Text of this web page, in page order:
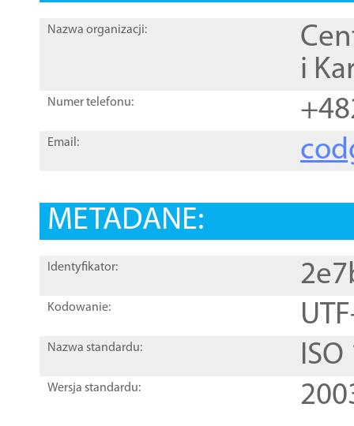
Nazwa organizacji:
i
Numer telefonu:
Email:
METADANE:
Identyfikator:
Kodowanie:
Nazwa standardu:
Wersja standardu: